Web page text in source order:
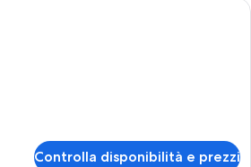
Una camera da letto con un letto,
Controlla disponibilità e prezzi